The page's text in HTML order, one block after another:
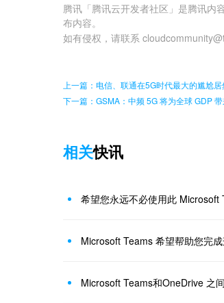
腾讯「腾讯云开发者社区」是腾讯内
布内容。
如有侵权，请联系
上一篇：电信、联通在5G时代最大的尴尬
下一篇：GSMA：中频 5G 将为全球 GDP
相关快讯
希望您永远不必使用此 Microsoft
Microsoft Teams 希望帮助您完
Microsoft Teams和OneDrive 之